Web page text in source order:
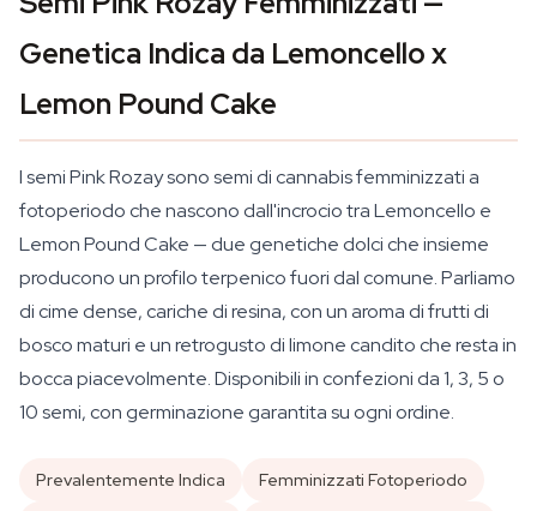
Genetica Indica da Lemoncello x
Lemon Pound Cake
I semi Pink Rozay sono semi di cannabis femminizzati a
fotoperiodo che nascono dall'incrocio tra Lemoncello e
Lemon Pound Cake — due genetiche dolci che insieme
producono un profilo terpenico fuori dal comune. Parliamo
di cime dense, cariche di resina, con un aroma di frutti di
bosco maturi e un retrogusto di limone candito che resta in
bocca piacevolmente. Disponibili in confezioni da 1, 3, 5 o
10 semi, con germinazione garantita su ogni ordine.
Prevalentemente Indica
Femminizzati Fotoperiodo